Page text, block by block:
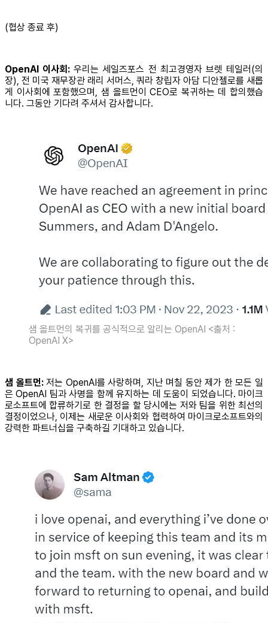
(협상 종료 후)
OpenAI 이사회: 우리는 세일즈포스 전 최고경영자 브렛 테일러(의
장), 전 미국 재무장관 래리 서머스, 쿼라 창립자 아담 디안젤로를 새롭
게 이사회에 포함했으며, 샘 올트먼이 CEO로 복귀하는 데 합의했습
니다. 그동안 기다려 주셔서 감사합니다.
샘 올트먼의 복귀를 공식적으로 알리는 OpenAI <출처 :
OpenAI X>
샘 올트먼:저는 OpenAI를 사랑하며, 지난 며칠 동안 제가 한 모든 일
은 OpenAI 팀과 사명을 함께 유지하는 데 도움이 되었습니다. 마이크
로소프트에 합류하기로 한 결정을 할 당시에는 저와 팀을 위한 최선의
결정이었으나, 이제는 새로운 이사회와 협력하여 마이크로소프트와의
강력한 파트너십을 구축하길 기대하고 있습니다.